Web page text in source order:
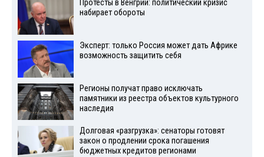
Протесты в Венгрии: политический кризис
набирает обороты
Эксперт: только Россия может дать Африке
возможность защитить себя
Регионы получат право исключать
памятники из реестра объектов культурного
наследия
Долговая «разгрузка»: сенаторы готовят
закон о продлении срока погашения
бюджетных кредитов регионами